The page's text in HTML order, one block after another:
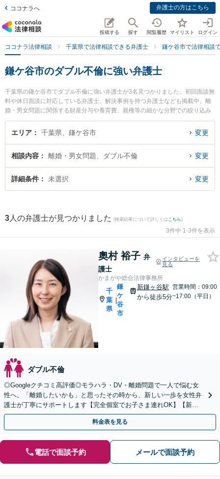
ココナラへ 弁護士の方はこちら
投稿する 探す 閲覧履歴 マイリスト ログイン
ココナラ法律相談 千葉県で法律相談できる弁護士 鎌ケ谷市で法律相談
鎌ケ谷市のダブル不倫に強い弁護士
千葉県の鎌ケ谷市でダブル不倫に強い弁護士が3名見つかりました。初回面談無
料や休日面談に対応している弁護士、解決事例を持つ弁護士なども掲載中。離
婚・男女問題に関係する財産分与や養育費、親権等の細かな分野での絞り込み
検索もでき便利です。特にかまがや総合法律事務所の奧村 裕子弁護士やかまが
や総合法律事務所の新川 雄斗弁護士、かまがや総合法律事務所の塚谷 祐貴弁護
い』『ダブル不倫のトラブル解決の実績豊富な近くの弁護士を検索したい』
『初回相談無料でダブル不倫を法律相談できる鎌ケ谷市内の弁護士に相談予約
したい』などでお困りの相談者さんにおすすめです。
エリア 千葉県、鎌ケ谷市 変更
相談内容 離婚・男女問題、ダブル不倫 変更
詳細条件 未選択 変更
3 人の弁護士が見つかりました (検索結果について詳しくは こちら)
3件中 1-3件を表示
奧村 裕子 弁
護士
インタビューを
見る
かまがや総合法律事務所
千
葉
県
|
鎌
ケ
谷
市
新鎌ヶ谷駅
から徒歩5分
営業時間：09:00
~17:00（平日）
ダブル不倫
◎Googleクチコミ高評価◎モラハラ・DV・離婚問題で一人で悩む女
性へ。「離婚したいかも」と思ったその時から、新しい一歩を女性弁
護士が丁寧にサポートします【完全個室でお子さま連れOK】【新鎌
ケ谷駅5分】
料金表を見る
電話で面談予約 メールで面談予約